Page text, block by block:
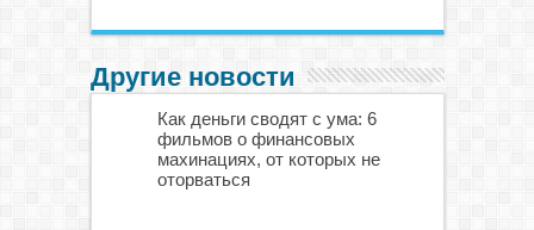
Другие новости
Как деньги сводят с ума: 6
фильмов о финансовых
махинациях, от которых не
оторваться